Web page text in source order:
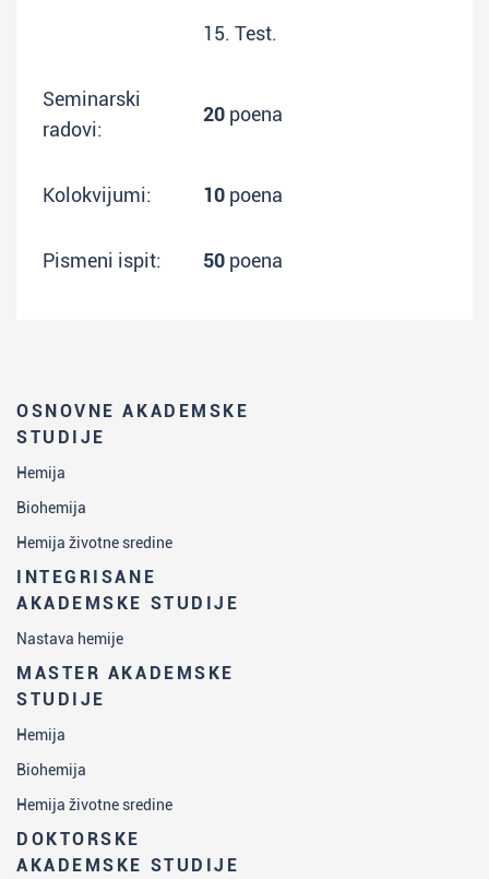
OSNOVNE AKADEMSKE
STUDIJE
Hemija
Biohemija
Hemija životne sredine
INTEGRISANE
AKADEMSKE STUDIJE
Nastava hemije
MASTER AKADEMSKE
STUDIJE
Hemija
Biohemija
Hemija životne sredine
DOKTORSKE
AKADEMSKE STUDIJE
15. Test.
Seminarski
radovi:
20 poena
Kolokvijumi: 10 poena
Pismeni ispit: 50 poena